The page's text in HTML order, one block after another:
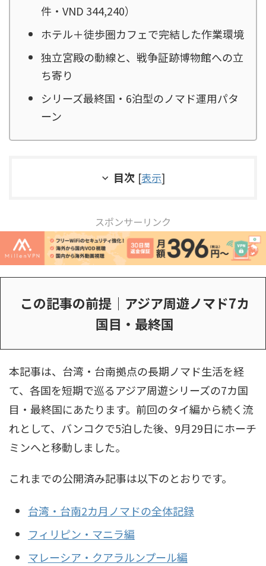
件・VND 344,240）
ホテル＋徒歩圏カフェで完結した作業環境
独立宮殿の動線と、戦争証跡博物館への立
ち寄り
シリーズ最終国・6泊型のノマド運用パタ
ーン
目次 [表示]
スポンサーリンク
この記事の前提｜アジア周遊ノマド7カ
国目・最終国
本記事は、台湾・台南拠点の長期ノマド生活を経
て、各国を短期で巡るアジア周遊シリーズの7カ国
目・最終国にあたります。前回のタイ編から続く流
れとして、バンコクで5泊した後、9月29日にホーチ
ミンへと移動しました。
これまでの公開済み記事は以下のとおりです。
台湾・台南2カ月ノマドの全体記録
フィリピン・マニラ編
マレーシア・クアラルンプール編